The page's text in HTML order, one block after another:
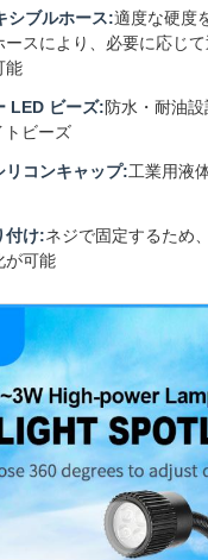
シブルホース:適度な硬度
ースにより、必要に応じ
能
LED ビーズ:防水・耐油
トビーズ
リコンキャップ:工業用液
付け:ネジで固定するため
が可能